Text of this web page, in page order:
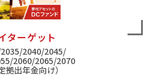
ターゲット
2040/2045/
2060/2065/2070
拠出年金向け）